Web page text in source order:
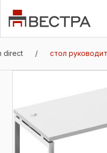
direct / стол